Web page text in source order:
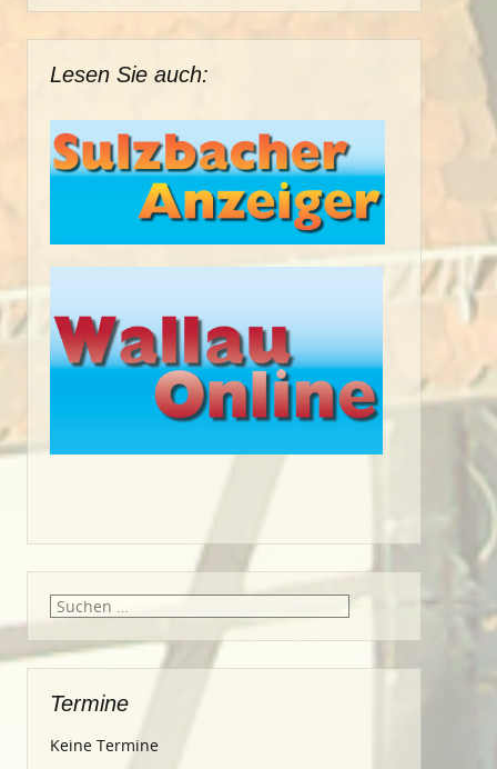
Lesen Sie auch:
Suche
Termine
Keine Termine